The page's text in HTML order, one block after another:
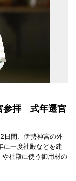
参拝 式年遷宮
日間、伊勢神宮の外
に一度社殿などを建
社殿に使う御用材の